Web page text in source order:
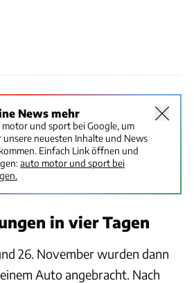
News mehr
motor und sport bei Google, um
neuesten Inhalte und News
Einfach Link öffnen und
auto motor und sport bei
in vier Tagen
26. November wurden dann
Auto angebracht. Nach